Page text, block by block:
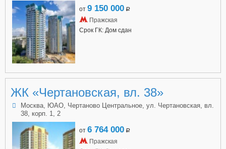
от 9 150 000 a
Пражская
Срок ГК: Дом сдан
ЖК «Чертановская, вл. 38»
Москва, ЮАО, Чертаново Центральное, ул. Чертановская, вл.
38, корп. 1, 2
от 6 764 000 a
Пражская